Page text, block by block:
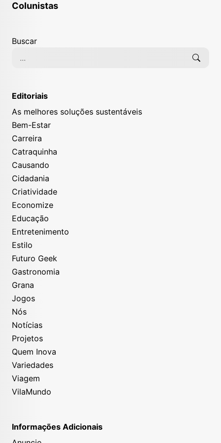
Colunistas
Buscar
Editoriais
As melhores soluções sustentáveis
Bem-Estar
Carreira
Catraquinha
Causando
Cidadania
Criatividade
Economize
Educação
Entretenimento
Estilo
Futuro Geek
Gastronomia
Grana
Jogos
Nós
Notícias
Projetos
Quem Inova
Variedades
Viagem
VilaMundo
Informações Adicionais